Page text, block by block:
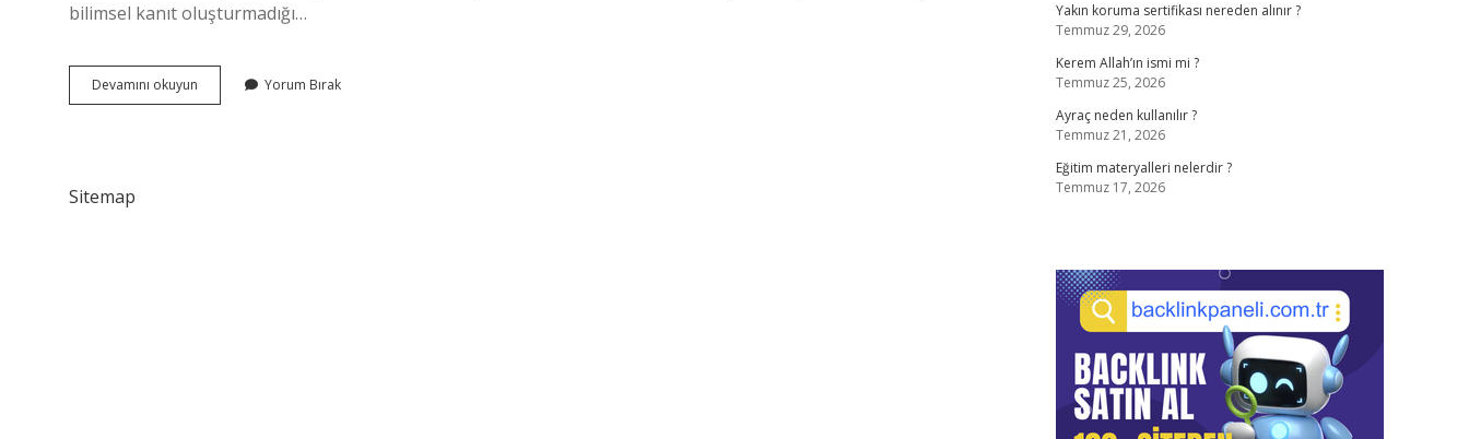
bilimsel kanıt oluşturmadığı…
Devamını okuyun Deprem
Balığı
Yorum Bırak
Sitemap
Yakın koruma sertifikası nereden alınır ?
Temmuz 29, 2026
Kerem Allah’ın ismi mi ?
Temmuz 25, 2026
Ayraç neden kullanılır ?
Temmuz 21, 2026
Eğitim materyalleri nelerdir ?
Temmuz 17, 2026